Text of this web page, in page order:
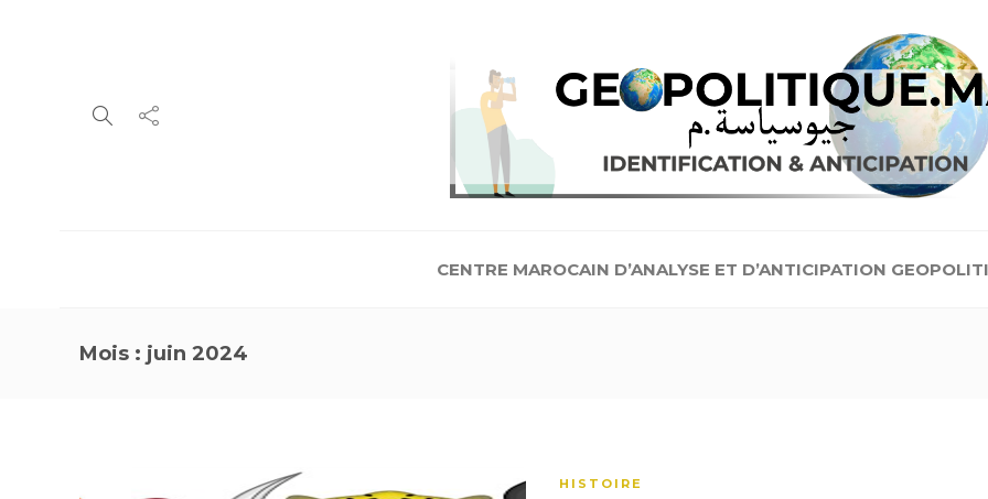
CENTRE MAROCAIN D’ANALYSE ET D’ANTICIPATION
Mois : juin 2024
HISTOIRE